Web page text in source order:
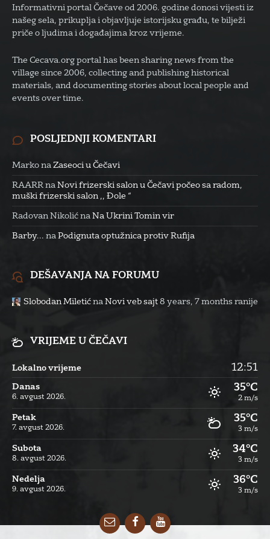
Informativni portal Čečave od 2006. godine donosi vijesti iz
našeg sela, prikuplja i objavljuje istorijsku građu, te bilježi
priče o ljudima i događajima kroz vrijeme.
The Cecava.org portal has been sharing news from the
village since 2006, collecting and publishing historical
materials, and documenting stories about local people and
events over time.
POSLJEDNJI KOMENTARI
Marko na Zaseoci u Čečavi
RAARR na Novi frizerski salon u Čečavi počeo sa radom,
muški frizerski salon ,, Đole “
Radovan Nikolić na Na Ukrini Tomin vir
Barby... na Podignuta optužnica protiv Rufija
DEŠAVANJA NA FORUMU
Slobodan Miletić na Novi veb sajt 8 years, 7 months ranije
VRIJEME U ČEČAVI
Lokalno vrijeme 12:51
Danas
6. avgust 2026.
35°C
2 m/s
Petak
7. avgust 2026.
35°C
3 m/s
Subota
8. avgust 2026.
34°C
3 m/s
Nedelja
9. avgust 2026.
36°C
3 m/s
EmailFacebookYouTube